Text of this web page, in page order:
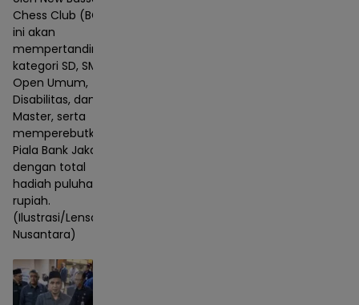
Chess Club (BCC)
ini akan
mempertandingkan
kategori SD, SMP,
Open Umum,
Disabilitas, dan
Master, serta
memperebutkan
Piala Bank Jakarta
dengan total
hadiah puluhan juta
rupiah.
(Ilustrasi/Lensa
Nusantara)